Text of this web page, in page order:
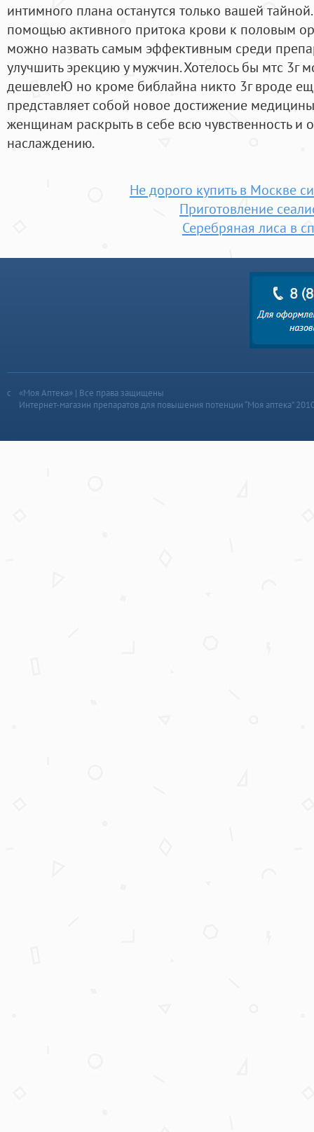
интимного плана останутся только вашей тайной.
помощью активного притока крови к половым
можно назвать самым эффективным среди
улучшить эрекцию у мужчин. Хотелось бы мтс 3г
дешевлеЮ но кроме библайна никто 3г вроде
представляет собой новое достижение
женщинам раскрыть в себе всю чувственность и
наслаждению.
Не дорого купить в Москве
Приготовление
Серебряная лиса в
«Моя Аптека» | Все права защищены
Интернет-магазин препаратов для повышения потенции “Моя аптека”